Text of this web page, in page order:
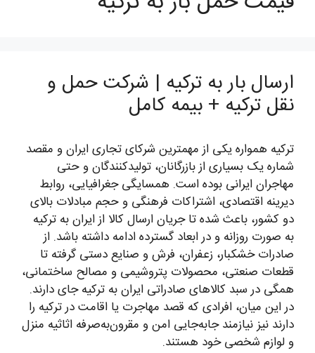
ارسال بار به ترکیه | شرکت حمل و
نقل ترکیه + بیمه کامل
ترکیه همواره یکی از مهمترین شرکای تجاری ایران و مقصد
شماره یک بسیاری از بازرگانان، تولیدکنندگان و حتی
مهاجران ایرانی بوده است. همسایگی جغرافیایی، روابط
دیرینه اقتصادی، اشتراکات فرهنگی و حجم مبادلات بالای
دو کشور، باعث شده تا جریان ارسال کالا از ایران به ترکیه
به صورت روزانه و در ابعاد گسترده ادامه داشته باشد. از
صادرات خشکبار، زعفران، فرش و صنایع دستی گرفته تا
قطعات صنعتی، محصولات پتروشیمی و مصالح ساختمانی،
همگی در سبد کالاهای صادراتی ایران به ترکیه جای دارند.
در این میان، افرادی که قصد مهاجرت یا اقامت در ترکیه را
دارند نیز نیازمند جابه‌جایی امن و مقرون‌به‌صرفه اثاثیه منزل
و لوازم شخصی خود هستند.